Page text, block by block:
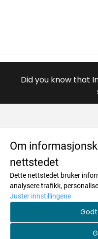
Did you know that
OM OSS
984996446
Savkadasmadii 17
9730 Karasjok
MENY
Om oss
Salgsbetingelser
Personvern
INFO
Registrer deg for å
Om
nettstedet
Dette nettstedet bruker
analysere trafikk,
Juster innstillingene